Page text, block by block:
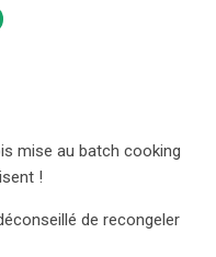
mise au batch cooking
!
de recongeler